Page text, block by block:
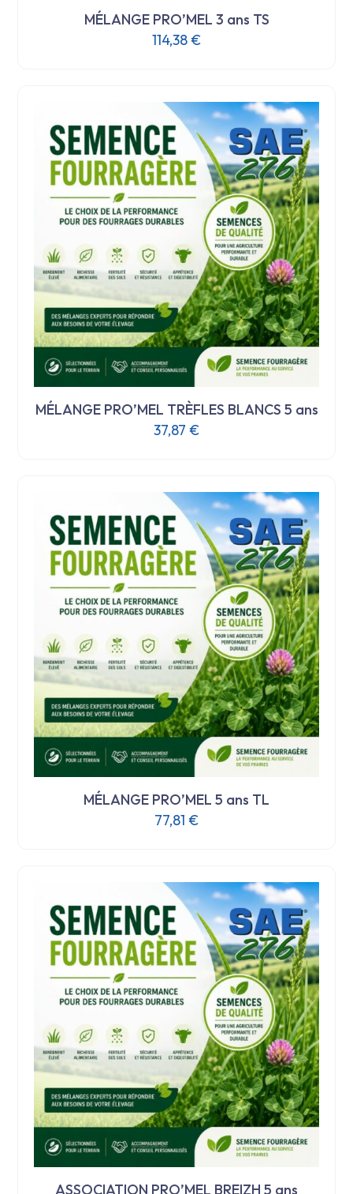
MÉLANGE PRO’MEL 3 ans TS
114,38€
MÉLANGE PRO’MEL TRÈFLES BLANCS 5 ans
37,87 €
MÉLANGE PRO’MEL 5 ans TL
77,81 €
ASSOCIATION PRO’MEL BREIZH 5 ans